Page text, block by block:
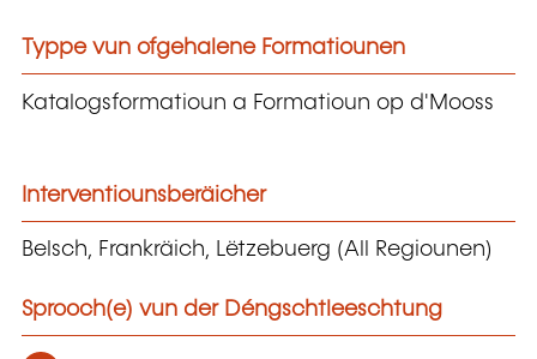
Typpe vun ofgehalene Formatiounen
Katalogsformatioun a Formatioun op d'Mooss
Interventiounsberäicher
Belsch, Frankräich, Lëtzebuerg (All Regiounen)
Sprooch(e) vun der Déngschtleeschtung